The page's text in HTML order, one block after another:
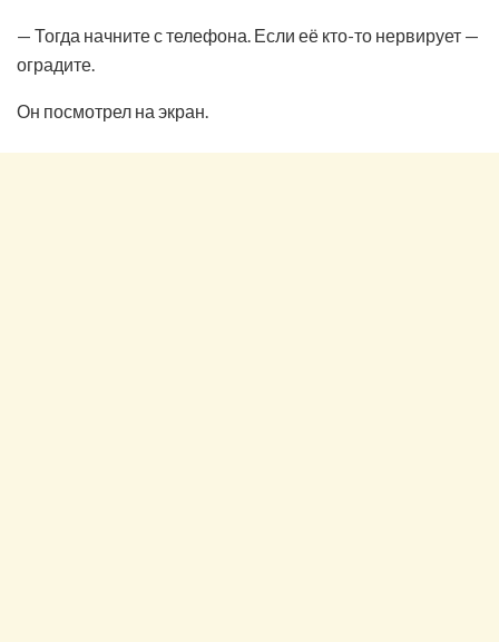
— Тогда начните с телефона. Если её кто-то нервирует —
оградите.
Он посмотрел на экран.